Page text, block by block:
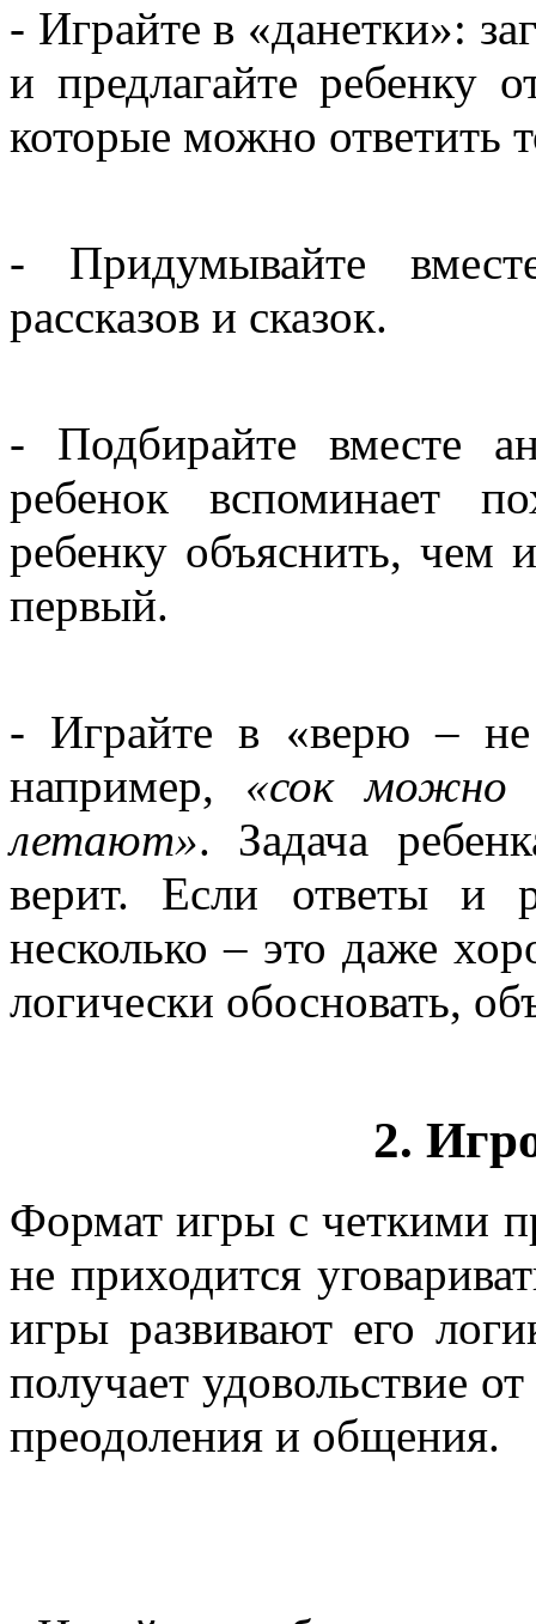
- Играйте в «данетки»:
и предлагайте ребенку
которые можно ответить
- Придумывайте
рассказов и сказок.
- Подбирайте вместе
ребенок вспоминает
ребенку объяснить, чем
первый.
- Играйте в «верю –
например, «сок можно
летают». Задача
верит. Если ответы и
несколько – это даже
логически обосновать,
2.
Формат игры с четкими
не приходится
игры развивают его
получает удовольствие
преодоления и общения.